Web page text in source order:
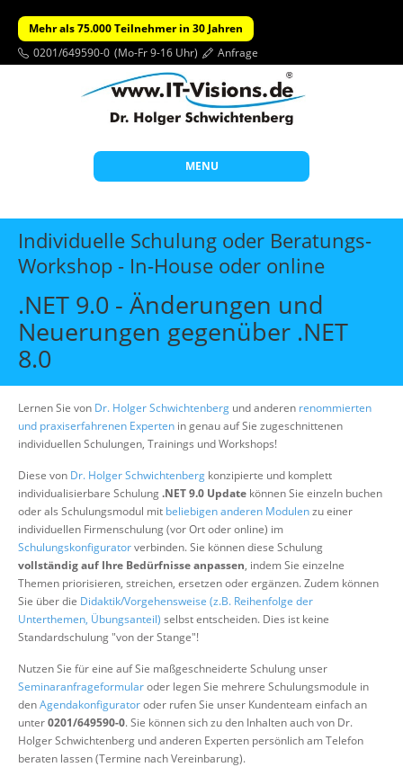
Mehr als 75.000 Teilnehmer in 30 Jahren
0201/649590-0 (Mo-Fr 9-16 Uhr) Anfrage
MENU
Start
Themen
Individuelle Schulungen
Offene Seminare
Wissen
Über uns
Suche
Individuelle Schulung oder Beratungs-
Workshop - In-House oder online
.NET 9.0 - Änderungen und
Neuerungen gegenüber .NET
8.0
Lernen Sie von Dr. Holger Schwichtenberg und anderen renommierten
und praxiserfahrenen Experten in genau auf Sie zugeschnittenen
individuellen Schulungen, Trainings und Workshops!
Diese von Dr. Holger Schwichtenberg konzipierte und komplett
individualisierbare Schulung.NET 9.0 Update können Sie einzeln buchen
oder als Schulungsmodul mit beliebigen anderen Modulenzu einer
individuellen Firmenschulung (vor Ort oder online) im
Schulungskonfiguratorverbinden. Sie können diese Schulung
vollständig auf Ihre Bedürfnisse anpassen, indem Sie einzelne
Themen priorisieren, streichen, ersetzen oder ergänzen. Zudem können
Sie über die Didaktik/Vorgehensweise (z.B. Reihenfolge der
Unterthemen, Übungsanteil) selbst entscheiden. Dies ist keine
Standardschulung "von der Stange"!
Nutzen Sie für eine auf Sie maßgeschneiderte Schulung unser
Seminaranfrageformularoder legen Sie mehrere Schulungsmodule in
denAgendakonfiguratoroder rufen Sie unser Kundenteam einfach an
unter0201/649590-0. Sie können sich zu den Inhalten auch von Dr.
Holger Schwichtenberg und anderen Experten persönlich am Telefon
beraten lassen (Termine nach Vereinbarung).